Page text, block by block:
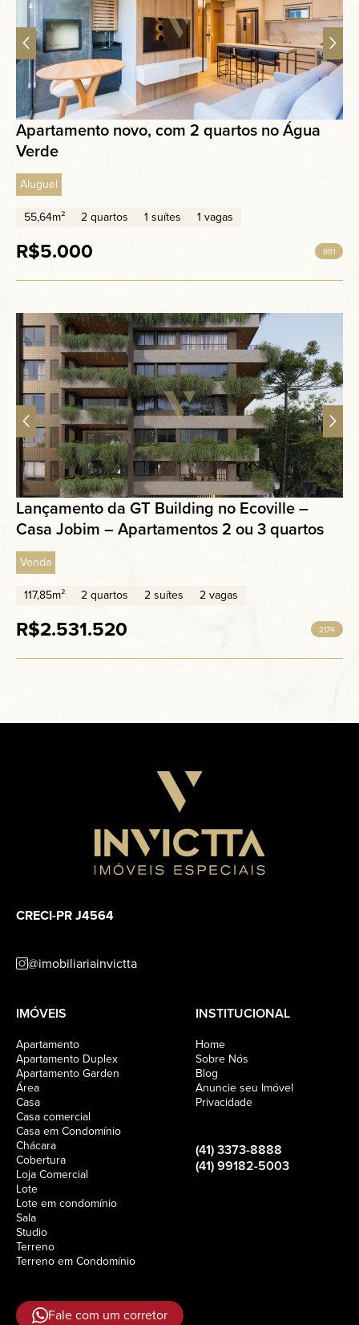
Apartamento novo, com 2 quartos no Água
Verde
Aluguel
55,64m²
2 quartos 1 suítes 1 vagas
R$5.000 981
Lançamento da GT Building no Ecoville –
Casa Jobim – Apartamentos 2 ou 3 quartos
Venda
117,85m²
2 quartos 2 suítes 2 vagas
R$2.531.520 2174
CRECI-PR J4564
@imobiliariainvictta
IMÓVEIS
Apartamento
Apartamento Duplex
Apartamento Garden
Área
Casa
Casa comercial
Casa em Condomínio
Chácara
Cobertura
Loja Comercial
Lote
Lote em condomínio
Sala
Studio
Terreno
Terreno em Condomínio
INSTITUCIONAL
Home
Sobre Nós
Blog
Anuncie seu Imóvel
Privacidade
(41) 3373-8888
(41) 99182-5003
Fale com um corretor